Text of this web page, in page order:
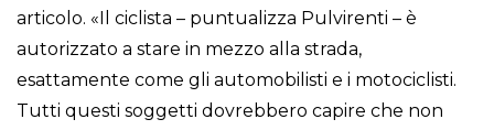
articolo. «Il ciclista – puntualizza Pulvirenti – è
autorizzato a stare in mezzo alla strada,
esattamente come gli automobilisti e i motociclisti.
Tutti questi soggetti dovrebbero capire che non